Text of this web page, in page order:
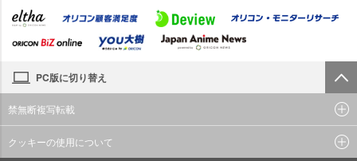
PC版に切り替え
禁無断複写転載
クッキーの使用について